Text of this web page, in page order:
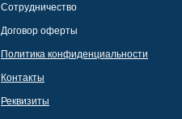
Сотрудничество
Договор оферты
Политика конфиденциальности
Контакты
Реквизиты